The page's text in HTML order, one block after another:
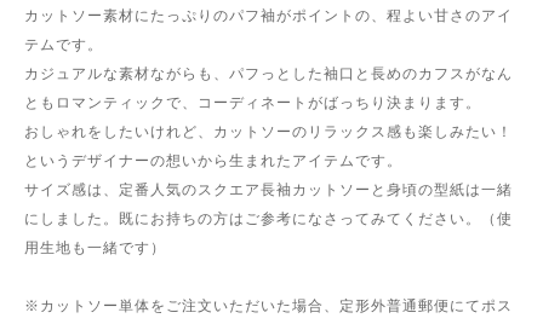
カットソー素材にたっぷりのパフ袖がポイントの、程よい甘さのアイ
テムです。
カジュアルな素材ながらも、パフっとした袖口と長めのカフスがなん
ともロマンティックで、コーディネートがばっちり決まります。
おしゃれをしたいけれど、カットソーのリラックス感も楽しみたい！
というデザイナーの想いから生まれたアイテムです。
サイズ感は、定番人気のスクエア長袖カットソーと身頃の型紙は一緒
にしました。既にお持ちの方はご参考になさってみてください。（使
用生地も一緒です）
※カットソー単体をご注文いただいた場合、定形外普通郵便にてポス